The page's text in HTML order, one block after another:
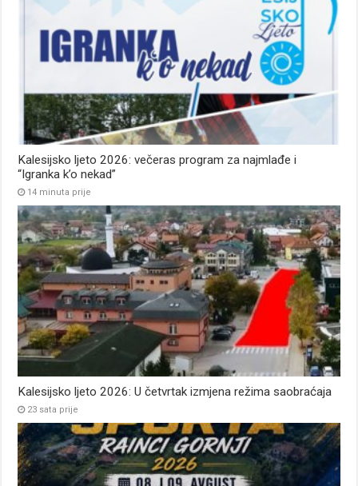
Kalesijsko ljeto 2026: večeras program za najmlađe i
“Igranka k’o nekad”
14 minuta prije
Kalesijsko ljeto 2026: U četvrtak izmjena režima saobraćaja
23 sata prije